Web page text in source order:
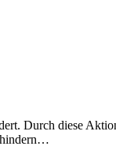
Durch diese